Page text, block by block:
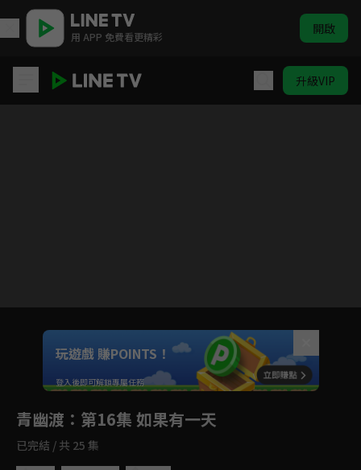
用 APP 免費看更精彩 開啟
升級VIP
Unmute
如有不便請見諒
玩遊戲 賺POINTS！
登入後即可解鎖專屬任務
青幽渡 ：第16集 如果有一天
已完結 / 共 25 集